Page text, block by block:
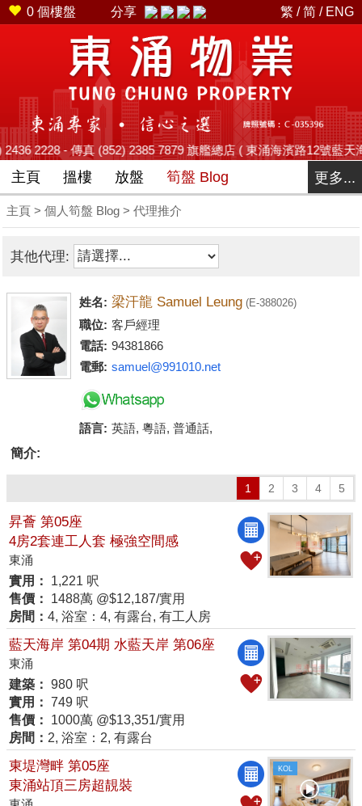
0 個樓盤 分享 繁 /简 / ENG
- 傳真 (852) 2385 7879 旗艦總店 ( 東涌海濱路12號
主頁 搵樓 放盤 筍盤 Blog 更多...
主頁 > 個人筍盤 Blog > 代理推介
其他代理:
姓名: 梁汗龍 Samuel Leung (E-388026)
職位: 客戶經理
電話: 94381866
電郵: samuel@991010.net
語言: 英語, 粵語, 普通話,
簡介: